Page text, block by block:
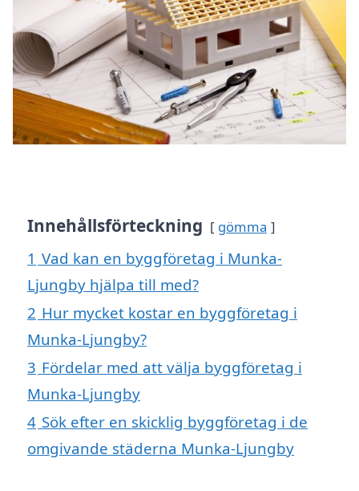
Innehållsförteckning gömma
1 Vad kan en byggföretag i Munka-
Ljungby hjälpa till med?
2 Hur mycket kostar en byggföretag i
Munka-Ljungby?
3 Fördelar med att välja byggföretag i
Munka-Ljungby
4 Sök efter en skicklig byggföretag i de
omgivande städerna Munka-Ljungby